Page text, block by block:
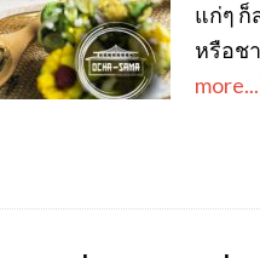
แก่ๆ
หรือช